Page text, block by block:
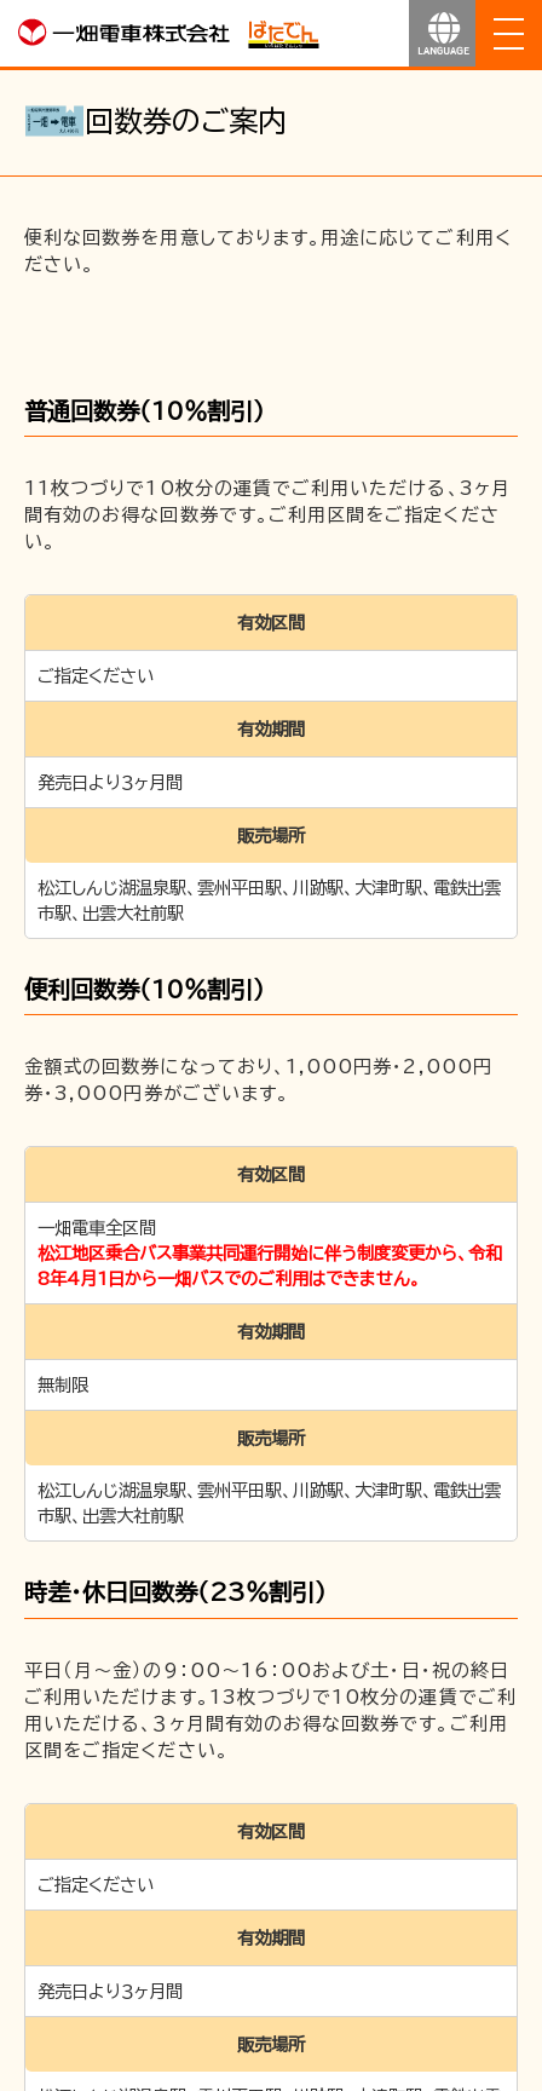
ホーム
運行のご案内
沿線マップ
企業情報
一畑電車の社会的責任について
SDGsの取り組み
時刻･運賃･お忘れ物等のお問い合わせ
松江しんじ湖温泉駅 TEL 0852-21-2429
雲州平田駅 TEL 0852-21-2429
川跡駅 TEL 0852-21-2429
TEL 0852-21-2429
出雲大社前駅
団体･貸切･イベント･取材等のお問い合わせ
営業部営業課（雲州平田駅2階） TEL 0853-62-3383（平
回数券のご案内
便利な回数券を用意しております。用途に応じてご利用く
ださい。
普通回数券（10％割引）
11枚つづりで10枚分の運賃でご利用いただける、3ヶ月
間有効のお得な回数券です。ご利用区間をご指定くださ
い。
有効区間
ご指定ください
有効期間
発売日より３ヶ月間
販売場所
松江しんじ湖温泉駅、雲州平田駅、川跡駅、大津町駅、電鉄出雲
市駅、出雲大社前駅
便利回数券（10％割引）
金額式の回数券になっており、1,000円券・2,000円
券・3,000円券がございます。
有効区間
一畑電車全区間
松江地区乗合バス事業共同運行開始に伴う制度変更から、令和
8年4月1日から一畑バスでのご利用はできません。
有効期間
無制限
販売場所
松江しんじ湖温泉駅、雲州平田駅、川跡駅、大津町駅、電鉄出雲
市駅、出雲大社前駅
時差・休日回数券（23％割引）
平日（月～金）の9：00～16：00および土・日・祝の終日
ご利用いただけます。13枚つづりで10枚分の運賃でご利
用いただける、３ヶ月間有効のお得な回数券です。ご利用
区間をご指定ください。
有効区間
ご指定ください
有効期間
発売日より３ヶ月間
販売場所